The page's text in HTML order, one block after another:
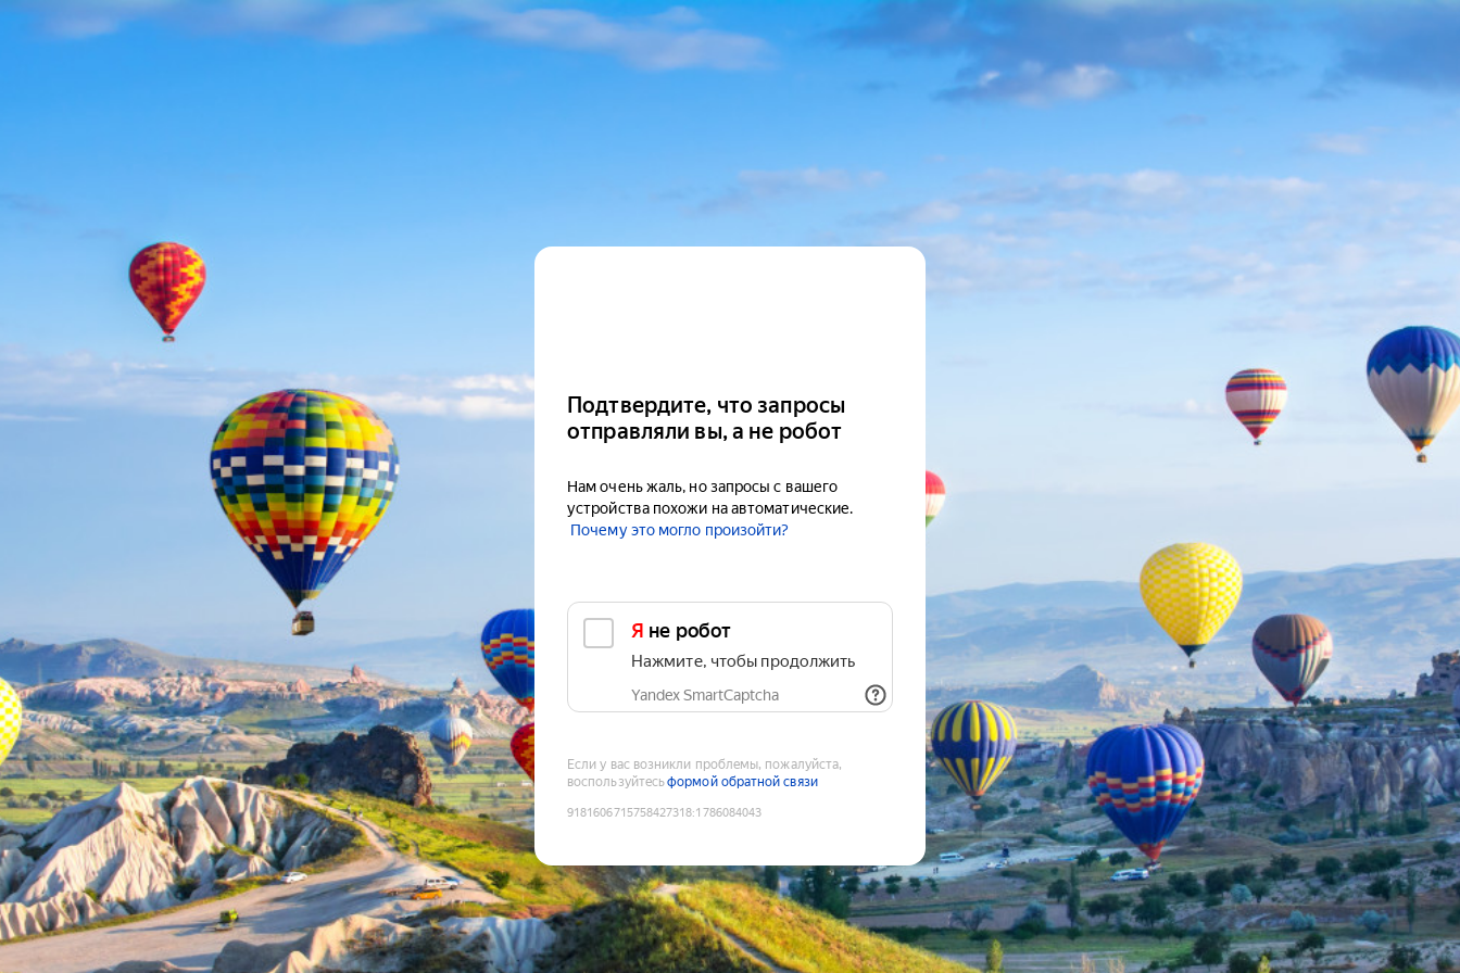
Подтвердите, что запросы
отправляли вы, а не робот
Нам очень жаль, но запросы с вашего
устройства похожи на автоматические.
Почему это могло произойти?
Я не робот
Нажмите, чтобы продолжить
Yandex SmartCaptcha
Если у вас возникли проблемы, пожалуйста,
воспользуйтесьформой обратной связи
9181606715758427318:1786084043